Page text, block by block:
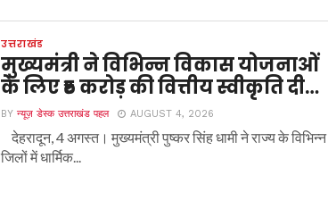
उत्तराखंड
मुख्यमंत्री ने विभिन्न विकास योजनाओं
के लिए ₹5 करोड़ की वित्तीय स्वीकृति दी…
BYन्यूज़ डेस्क उत्तराखंड पहल AUGUST 4, 2026
देहरादून, 4 अगस्त। मुख्यमंत्री पुष्कर सिंह धामी ने राज्य के विभिन्न
जिलों में धार्मिक...